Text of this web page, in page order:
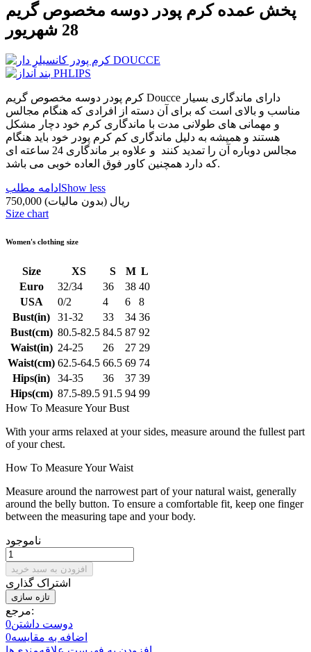
پخش عمده کرم پودر دوسه مخصوص گریم
28 شهریور
کرم پودر دوسه مخصوص گریم Doucce دارای ماندگاری بسیار
مناسب و بالای است که برای آن دسته از افرادی که هنگام مجالس
و مهمانی های طولانی مدت با ماندگاری کرم خود دچار مشکل
هستند و همیشه به دلیل ماندگاری کم کرم پودر خود باید هنگام
مجالس دوباره آن را تمدید کنند و علاوه بر ماندگاری 24 ساعته ای
که دارد همچنین کاور فوق العاده خوبی می باشد.
ادامه مطلب Show less
750,000 ریال (بدون مالیات)
Size chart
Women's clothing size
Size XS S M L
Euro
32/34 36 38 40
USA
0/2 4 6
8
Bust(in)
31-32 33 34 36
Bust(cm) 80.5-82.5 84.5 87 92
Waist(in) 24-25 26 27 29
Waist(cm) 62.5-64.5 66.5 69 74
Hips(in)
34-35 36 37 39
Hips(cm) 87.5-89.5 91.5 94 99
How To Measure Your Bust
With your arms relaxed at your sides, measure around the fullest part
of your chest.
How To Measure Your Waist
Measure around the narrowest part of your natural waist, generally
around the belly button. To ensure a comfortable fit, keep one finger
between the measuring tape and your body.
ناموجود
افزودن به سبد خرید
اشتراک گذاری
مرجع:
دوست داشتن0
اضافه به مقایسه0